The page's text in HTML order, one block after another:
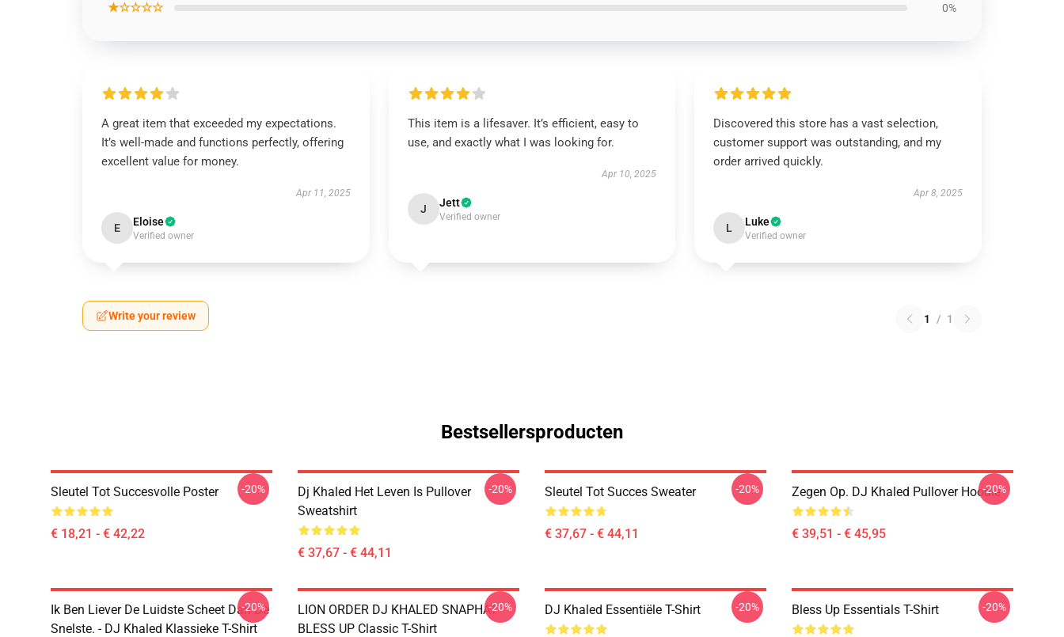
★☆☆☆☆ 0%
A great item that exceeded my expectations.
It’s well-made and functions perfectly, offering
excellent value for money.
Apr 11, 2025
E Eloise
Verified owner
This item is a lifesaver. It’s efficient, easy to
use, and exactly what I was looking for.
Apr 10, 2025
J Jett
Verified owner
Discovered this store has a vast selection,
customer support was outstanding, and my
order arrived quickly.
Apr 8, 2025
L Luke
Verified owner
Write your review 1 / 1
Bestsellersproducten
Sleutel Tot Succesvolle Poster
€ 18,21 - € 42,22
-20%
Dj Khaled Het Leven Is Pullover
Sweatshirt
€ 37,67 - € 44,11
-20% Sleutel Tot Succes Sweater
€ 37,67 - € 44,11
-20% Zegen Op. DJ Khaled Pullover Hoodie
€ 39,51 - € 45,95
-20%
Ik Ben Liever De Luidste Scheet Dan De
Snelste. - DJ Khaled Klassieke T-Shirt
-20%
LION ORDER DJ KHALED SNAPHAT
BLESS UP Classic T-Shirt
-20% DJ Khaled Essentiële T-Shirt -20% Bless Up Essentials T-Shirt -20%